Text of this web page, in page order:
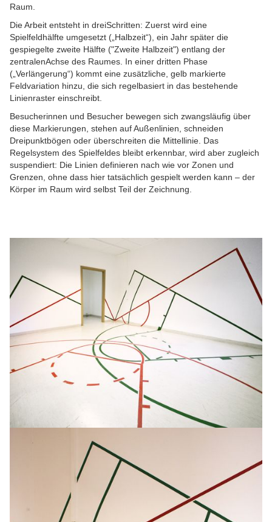
Raum.
Die Arbeit entsteht in dreiSchritten: Zuerst wird eine
Spielfeldhälfte umgesetzt („Halbzeit“), ein Jahr später die
gespiegelte zweite Hälfte ("Zweite Halbzeit") entlang der
zentralenAchse des Raumes. In einer dritten Phase
(„Verlängerung“) kommt eine zusätzliche, gelb markierte
Feldvariation hinzu, die sich regelbasiert in das bestehende
Linienraster einschreibt.
Besucherinnen und Besucher bewegen sich zwangsläufig über
diese Markierungen, stehen auf Außenlinien, schneiden
Dreipunktbögen oder überschreiten die Mittellinie. Das
Regelsystem des Spielfeldes bleibt erkennbar, wird aber zugleich
suspendiert: Die Linien definieren nach wie vor Zonen und
Grenzen, ohne dass hier tatsächlich gespielt werden kann – der
Körper im Raum wird selbst Teil der Zeichnung.